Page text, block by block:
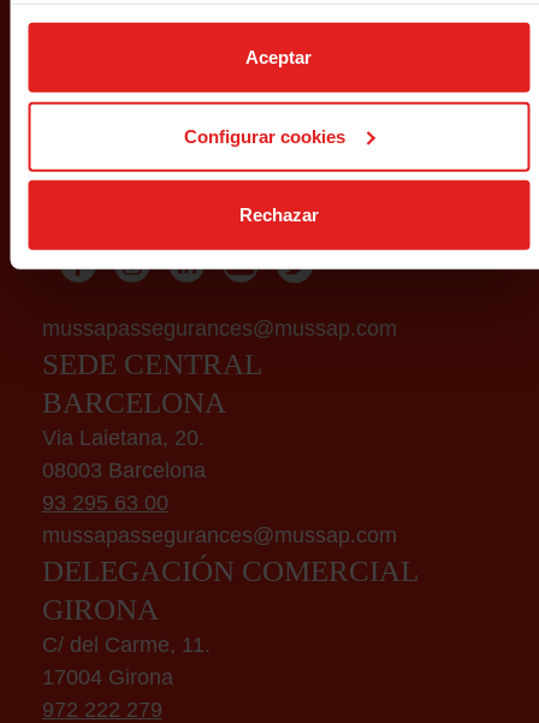
Aceptar
Configurar cookies
Rechazar
SUSCRÍBETE A NUESTRA
NEWSLETTER
mussapassegurances@mussap.com
SEDE CENTRAL
BARCELONA
Via Laietana, 20.
08003 Barcelona
93 295 63 00
mussapassegurances@mussap.com
DELEGACIÓN COMERCIAL
GIRONA
C/ del Carme, 11.
17004 Girona
972 222 279